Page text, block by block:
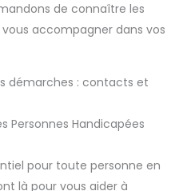
de connaître les
accompagner dans vos
démarches : contacts et
Personnes Handicapées
pour toute personne en
là pour vous aider à